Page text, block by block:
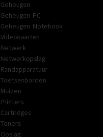
Geheugen
Geheugen PC
Geheugen Notebook
Videokaarten
Netwerk
Netwerkopslag
Randapparatuur
Toetsenborden
Muizen
Printers
Cartridges
Toners
Opslag